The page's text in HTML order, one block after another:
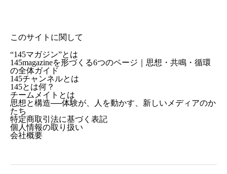
このサイトに関して
“145マガジン”とは
145magazineを形づくる6つのページ｜思想・共鳴・循環
の全体ガイド
145チャンネルとは
145とは何？
チームメイトとは
思想と構造──体験が、人を動かす、新しいメディアのか
たち
特定商取引法に基づく表記
個人情報の取り扱い
会社概要